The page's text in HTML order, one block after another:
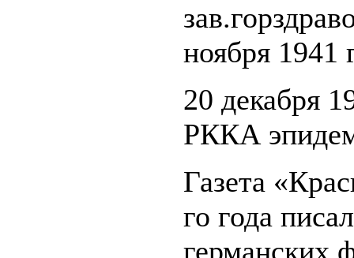
ноября 1941
20 декабря
РККА
Газета
го года
германских